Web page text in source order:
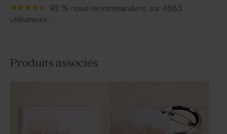
92 % nous recommandent, sur 4863
utilisateurs.
Produits associés